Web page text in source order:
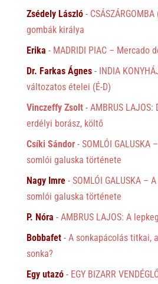
Zsédely László-
gombák királya
Erika - MADRIDI PIAC – Mercado
Dr. Farkas Ágnes- INDIA
változatos ételei (É-D)
Vinczeffy Zsolt- AMBRUS LAJOS:
erdélyi borász, költő
Csíki Sándor- SOMLÓI GALUSKA
somlói galuska története
Nagy Imre- SOMLÓI GALUSKA –
somlói galuska története
P. Nóra - AMBRUS LAJOS: A
Bobbafet- A sonkapácolás titkai,
sonka?
Egy utazó- EGY BIZARR